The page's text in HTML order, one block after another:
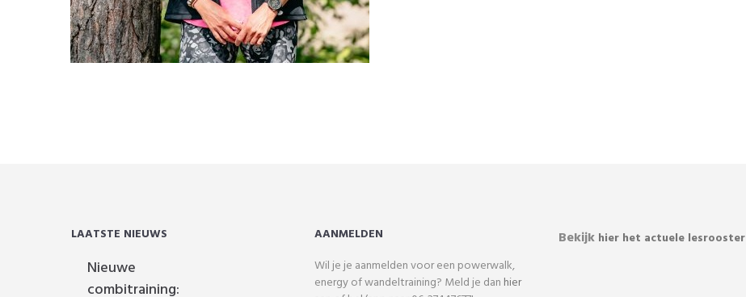
LAATSTE NIEUWS
Nieuwe
combitraining:
AANMELDEN
Wil je je aanmelden voor een powerwalk,
energy of wandeltraining? Meld je dan hier
Bekijk hier het actuele lesrooster